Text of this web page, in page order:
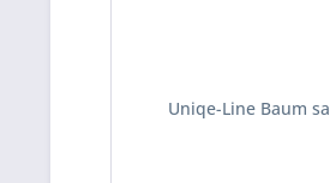
Uniqe-Line Baum